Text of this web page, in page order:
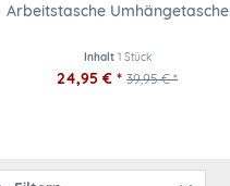
Arbeitstasche Umhängetasche
Inhalt 1 Stück
24,95 € * 39,95 € *